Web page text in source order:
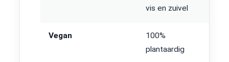
vis en zuivel
Vegan
100%
plantaardig